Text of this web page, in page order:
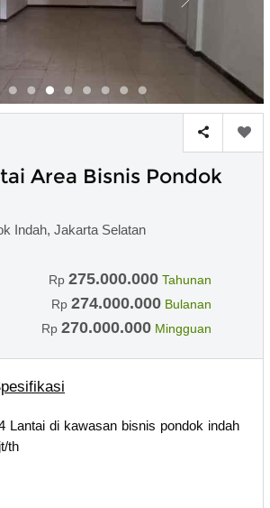
Area Bisnis Pondok
Indah, Jakarta Selatan
Rp 275.000.000 Tahunan
Rp 274.000.000 Bulanan
Rp 270.000.000 Mingguan
Lantai di kawasan bisnis pondok indah
th